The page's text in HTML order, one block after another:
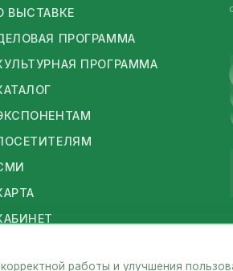
ВЫСТАВКЕ
ПРОГРАММА
ПРОГРАММА
работы и улучшения